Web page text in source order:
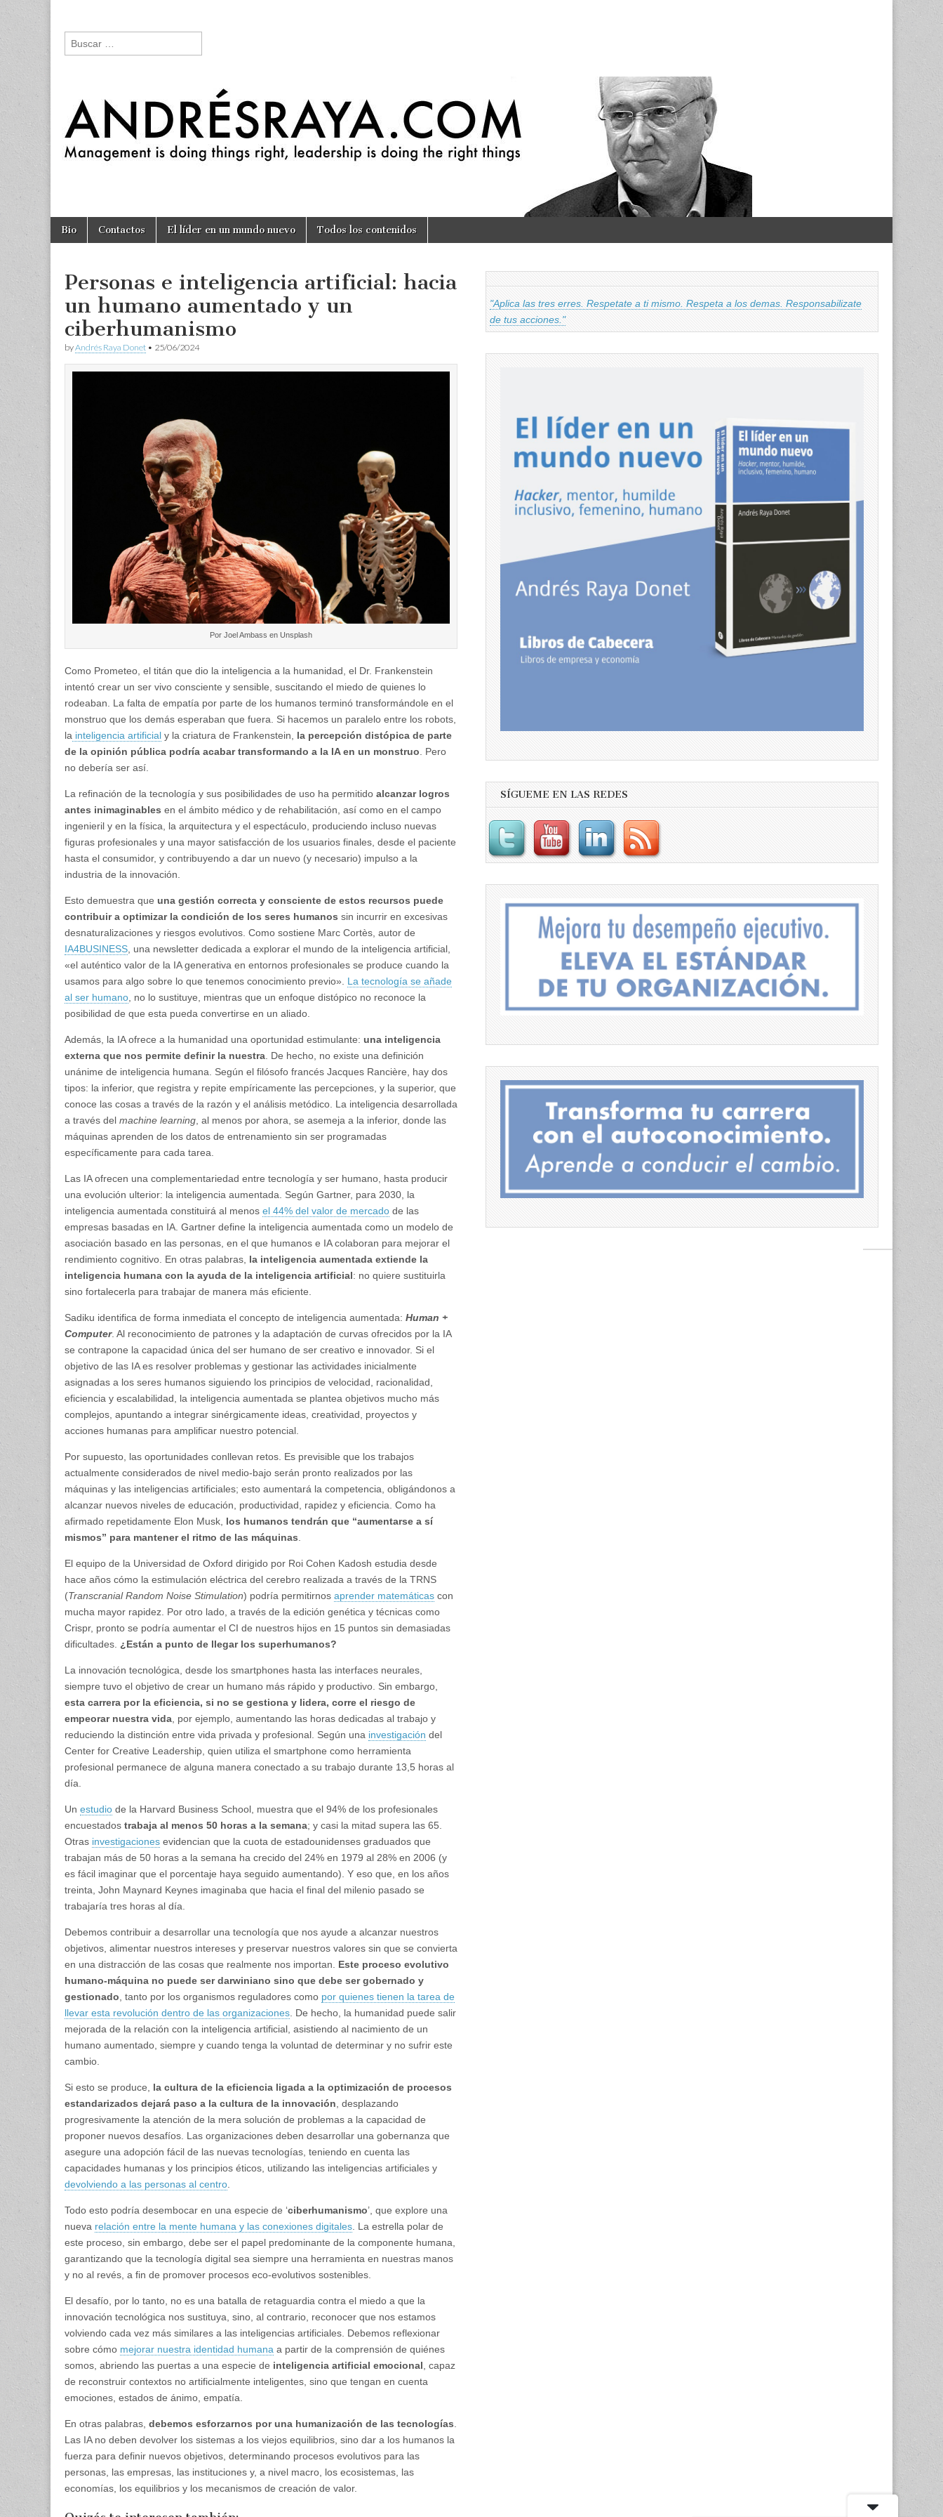
andresraya.com
gestión de
personas,
talento e
Buscar:
Main menu
Skip to content
Bio Contactos El líder en un mundo nuevo Todos los contenidos
Personas e inteligencia artificial: hacia
un humano aumentado y un
ciberhumanismo
byAndrés Raya Donet • 25/06/2024
Por Joel Ambass en Unsplash
Como Prometeo, el titán que dio la inteligencia a la humanidad, el Dr. Frankenstein
intentó crear un ser vivo consciente y sensible, suscitando el miedo de quienes lo
rodeaban. La falta de empatía por parte de los humanos terminó transformándole en el
monstruo que los demás esperaban que fuera. Si hacemos un paralelo entre los robots,
la inteligencia artificial y la criatura de Frankenstein, la percepción distópica de parte
de la opinión pública podría acabar transformando a la IA en un monstruo . Pero
no debería ser así.
La refinación de la tecnología y sus posibilidades de uso ha permitido alcanzar logros
antes inimaginables en el ámbito médico y de rehabilitación, así como en el campo
ingenieril y en la física, la arquitectura y el espectáculo, produciendo incluso nuevas
figuras profesionales y una mayor satisfacción de los usuarios finales, desde el paciente
hasta el consumidor, y contribuyendo a dar un nuevo (y necesario) impulso a la
industria de la innovación.
Esto demuestra que una gestión correcta y consciente de estos recursos puede
contribuir a optimizar la condición de los seres humanos sin incurrir en excesivas
desnaturalizaciones y riesgos evolutivos. Como sostiene Marc Cortès, autor de
IA4BUSINESS , una newsletter dedicada a explorar el mundo de la inteligencia artificial,
«el auténtico valor de la IA generativa en entornos profesionales se produce cuando la
usamos para algo sobre lo que tenemos conocimiento previo». La tecnología se añade
al ser humano , no lo sustituye, mientras que un enfoque distópico no reconoce la
posibilidad de que esta pueda convertirse en un aliado.
Además, la IA ofrece a la humanidad una oportunidad estimulante: una inteligencia
externa que nos permite definir la nuestra . De hecho, no existe una definición
unánime de inteligencia humana. Según el filósofo francés Jacques Rancière, hay dos
tipos: la inferior, que registra y repite empíricamente las percepciones, y la superior, que
conoce las cosas a través de la razón y el análisis metódico. La inteligencia desarrollada
a través del machine learning , al menos por ahora, se asemeja a la inferior, donde las
máquinas aprenden de los datos de entrenamiento sin ser programadas
específicamente para cada tarea.
Las IA ofrecen una complementariedad entre tecnología y ser humano, hasta producir
una evolución ulterior: la inteligencia aumentada. Según Gartner, para 2030, la
inteligencia aumentada constituirá al menos el 44% del valor de mercado de las
empresas basadas en IA. Gartner define la inteligencia aumentada como un modelo de
asociación basado en las personas, en el que humanos e IA colaboran para mejorar el
rendimiento cognitivo. En otras palabras, la inteligencia aumentada extiende la
inteligencia humana con la ayuda de la inteligencia artificial: no quiere sustituirla
sino fortalecerla para trabajar de manera más eficiente.
Sadiku identifica de forma inmediata el concepto de inteligencia aumentada: Human +
Computer. Al reconocimiento de patrones y la adaptación de curvas ofrecidos por la IA
se contrapone la capacidad única del ser humano de ser creativo e innovador. Si el
objetivo de las IA es resolver problemas y gestionar las actividades inicialmente
asignadas a los seres humanos siguiendo los principios de velocidad, racionalidad,
eficiencia y escalabilidad, la inteligencia aumentada se plantea objetivos mucho más
complejos, apuntando a integrar sinérgicamente ideas, creatividad, proyectos y
acciones humanas para amplificar nuestro potencial.
Por supuesto, las oportunidades conllevan retos. Es previsible que los trabajos
actualmente considerados de nivel medio-bajo serán pronto realizados por las
máquinas y las inteligencias artificiales; esto aumentará la competencia, obligándonos a
alcanzar nuevos niveles de educación, productividad, rapidez y eficiencia. Como ha
afirmado repetidamente Elon Musk, los humanos tendrán que “aumentarse a sí
mismos” para mantener el ritmo de las máquinas
El equipo de la Universidad de Oxford dirigido por Roi Cohen Kadosh estudia desde
hace años cómo la estimulación eléctrica del cerebro realizada a través de la TRNS
(Transcranial Random Noise Stimulation) podría permitirnos aprender matemáticas con
mucha mayor rapidez. Por otro lado, a través de la edición genética y técnicas como
Crispr, pronto se podría aumentar el CI de nuestros hijos en 15 puntos sin demasiadas
dificultades. ¿Están a punto de llegar los superhumanos?
La innovación tecnológica, desde los smartphones hasta las interfaces neurales,
siempre tuvo el objetivo de crear un humano más rápido y productivo. Sin embargo,
esta carrera por la eficiencia, si no se gestiona y lidera, corre el riesgo de
empeorar nuestra vida , por ejemplo, aumentando las horas dedicadas al trabajo y
reduciendo la distinción entre vida privada y profesional. Según una investigación del
Center for Creative Leadership, quien utiliza el smartphone como herramienta
profesional permanece de alguna manera conectado a su trabajo durante 13,5 horas al
día.
Un estudio de la Harvard Business School, muestra que el 94% de los profesionales
encuestados trabaja al menos 50 horas a la semana; y casi la mitad supera las 65.
Otras investigaciones evidencian que la cuota de estadounidenses graduados que
trabajan más de 50 horas a la semana ha crecido del 24% en 1979 al 28% en 2006 (y
es fácil imaginar que el porcentaje haya seguido aumentando). Y eso que, en los años
treinta, John Maynard Keynes imaginaba que hacia el final del milenio pasado se
trabajaría tres horas al día.
Debemos contribuir a desarrollar una tecnología que nos ayude a alcanzar nuestros
objetivos, alimentar nuestros intereses y preservar nuestros valores sin que se convierta
en una distracción de las cosas que realmente nos importan. Este proceso evolutivo
humano-máquina no puede ser darwiniano sino que debe ser gobernado y
gestionado , tanto por los organismos reguladores como por quienes tienen la tarea de
llevar esta revolución dentro de las organizaciones . De hecho, la humanidad puede salir
mejorada de la relación con la inteligencia artificial, asistiendo al nacimiento de un
humano aumentado, siempre y cuando tenga la voluntad de determinar y no sufrir este
cambio.
Si esto se produce, la cultura de la eficiencia ligada a la optimización de procesos
estandarizados dejará paso a la cultura de la innovación , desplazando
progresivamente la atención de la mera solución de problemas a la capacidad de
proponer nuevos desafíos. Las organizaciones deben desarrollar una gobernanza que
asegure una adopción fácil de las nuevas tecnologías, teniendo en cuenta las
capacidades humanas y los principios éticos, utilizando las inteligencias artificiales y
devolviendo a las personas al centro
Todo esto podría desembocar en una especie de ‘ciberhumanismo’, que explore una
nueva relación entre la mente humana y las conexiones digitales . La estrella polar de
este proceso, sin embargo, debe ser el papel predominante de la componente humana,
garantizando que la tecnología digital sea siempre una herramienta en nuestras manos
y no al revés, a fin de promover procesos eco-evolutivos sostenibles.
El desafío, por lo tanto, no es una batalla de retaguardia contra el miedo a que la
innovación tecnológica nos sustituya, sino, al contrario, reconocer que nos estamos
volviendo cada vez más similares a las inteligencias artificiales. Debemos reflexionar
sobre cómo mejorar nuestra identidad humana a partir de la comprensión de quiénes
somos, abriendo las puertas a una especie de inteligencia artificial emocional , capaz
de reconstruir contextos no artificialmente inteligentes, sino que tengan en cuenta
emociones, estados de ánimo, empatía.
En otras palabras, debemos esforzarnos por una humanización de las tecnologías
Las IA no deben devolver los sistemas a los viejos equilibrios, sino dar a los humanos la
fuerza para definir nuevos objetivos, determinando procesos evolutivos para las
personas, las empresas, las instituciones y, a nivel macro, los ecosistemas, las
economías, los equilibrios y los mecanismos de creación de valor.
"Aplica las tres erres. Respetate a ti mismo. Respeta a los demas. Responsabilizate
de tus acciones."
SÍGUEME EN LAS REDES